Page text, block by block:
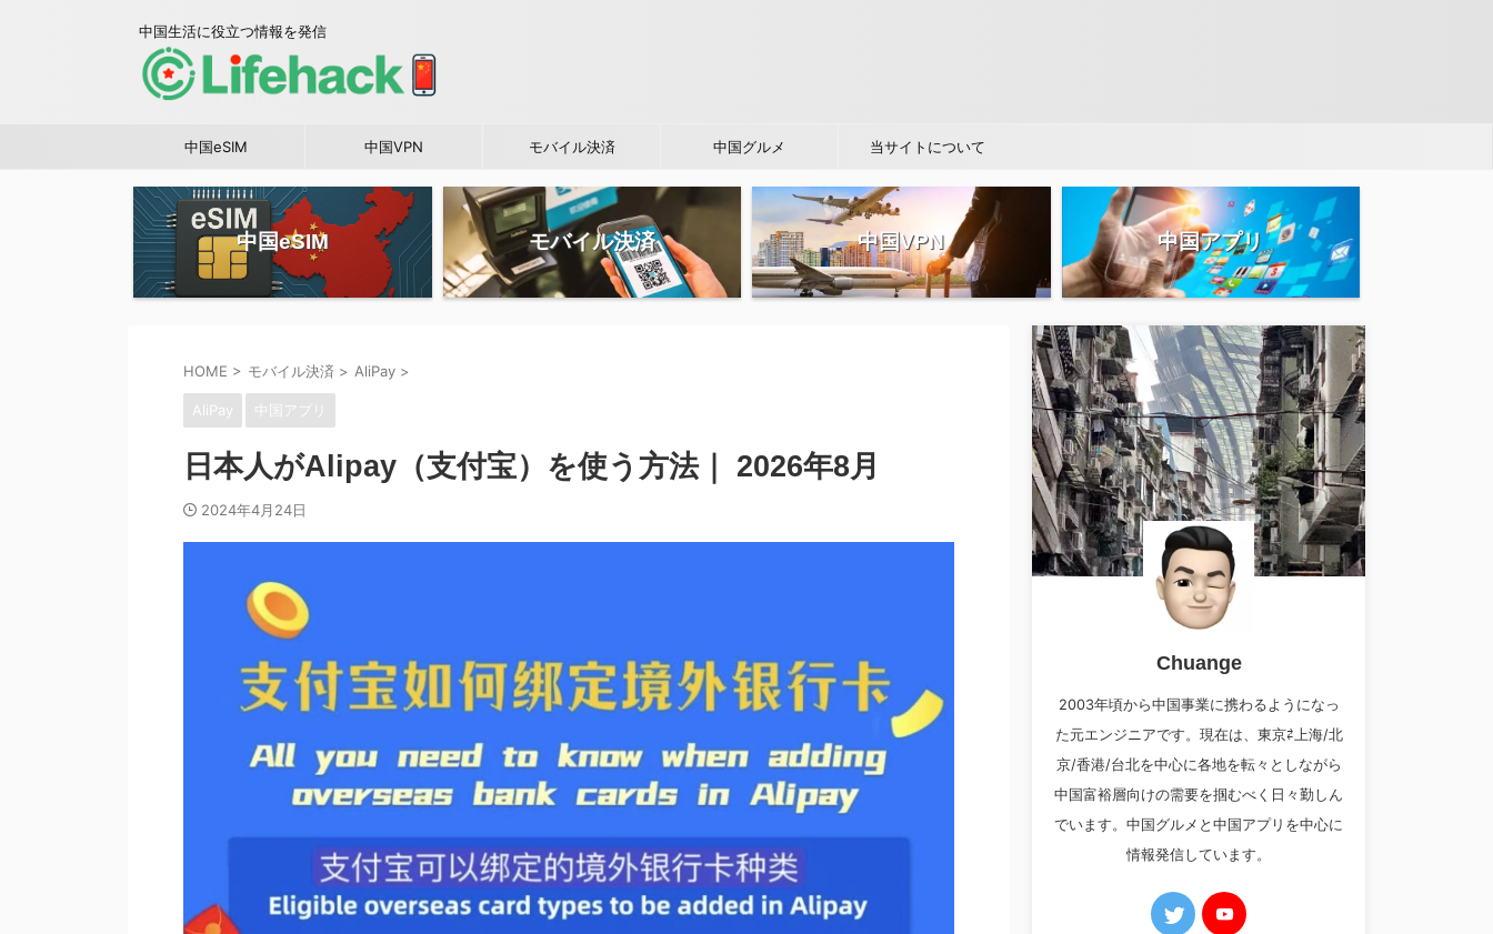
中国生活に役立つ情報を発信
中国eSIM 中国VPN モバイル決済 中国グルメ 当サイトについて
中国eSIM モバイル決済 中国VPN 中国アプリ
HOME > モバイル決済 > AliPay >
AliPay 中国アプリ
日本人がAlipay（支付宝）を使う方法｜ 2026年8月
2024年4月24日
Chuange
2003年頃から中国事業に携わるようになっ
た元エンジニアです。現在は、東京⇄上海/北
京/香港/台北を中心に各地を転々としながら
中国富裕層向けの需要を掴むべく日々勤しん
でいます。中国グルメと中国アプリを中心に
情報発信しています。